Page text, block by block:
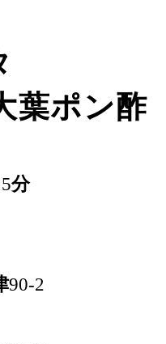
葉ポン酢
分
90-2